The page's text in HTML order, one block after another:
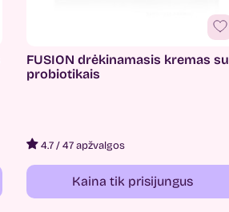
FUSION drėkinamasis kremas su
probiotikais
4.7/47 apžvalgos
Kaina tik prisijungus